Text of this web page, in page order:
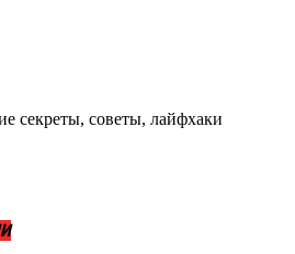
секреты, советы, лайфхаки